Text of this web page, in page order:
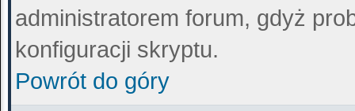
administratorem forum, gdyż
konfiguracji skryptu.
Powrót do góry